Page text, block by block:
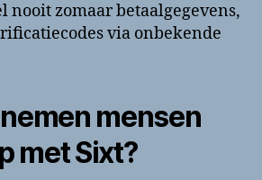
nooit zomaar betaalgegevens,
via onbekende
mensen
met Sixt?